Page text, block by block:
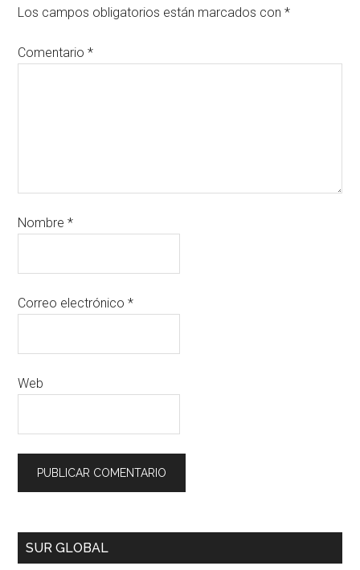
Los campos obligatorios están marcados con*
Comentario*
Nombre*
Correo electrónico*
Web
SUR GLOBAL